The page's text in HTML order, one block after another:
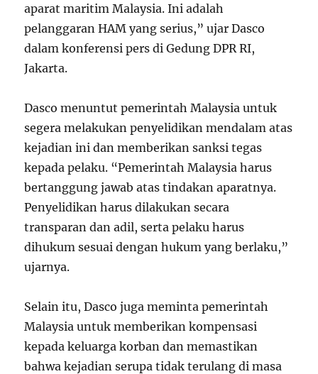
aparat maritim Malaysia. Ini adalah
pelanggaran HAM yang serius,” ujar Dasco
dalam konferensi pers di Gedung DPR RI,
Jakarta.
Dasco menuntut pemerintah Malaysia untuk
segera melakukan penyelidikan mendalam atas
kejadian ini dan memberikan sanksi tegas
kepada pelaku. “Pemerintah Malaysia harus
bertanggung jawab atas tindakan aparatnya.
Penyelidikan harus dilakukan secara
transparan dan adil, serta pelaku harus
dihukum sesuai dengan hukum yang berlaku,”
ujarnya.
Selain itu, Dasco juga meminta pemerintah
Malaysia untuk memberikan kompensasi
kepada keluarga korban dan memastikan
bahwa kejadian serupa tidak terulang di masa